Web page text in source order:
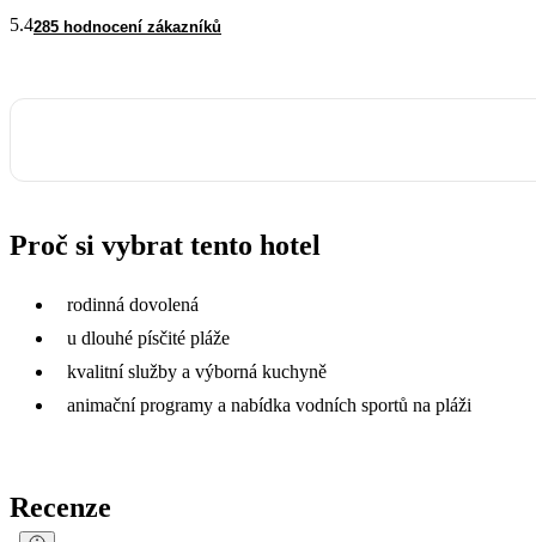
5.4285 hodnocení zákazníků
Proč si vybrat tento hotel
rodinná dovolená
u dlouhé písčité pláže
kvalitní služby a výborná kuchyně
animační programy a nabídka vodních sportů na pláži
Recenze